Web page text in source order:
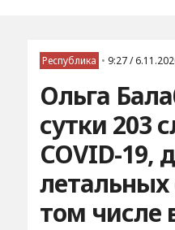
Республика • 9:27 /
Ольга
сутки 203
COVID-19,
летальных
том числе